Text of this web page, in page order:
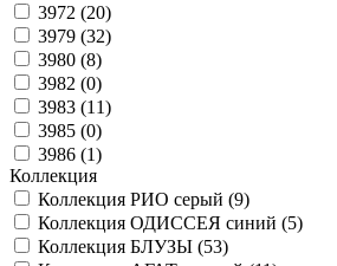
3972 (20)
3979 (32)
3980 (8)
3982 (0)
3983 (11)
3985 (0)
3986 (1)
Коллекция
Коллекция РИО серый (9)
Коллекция ОДИССЕЯ синий (5)
Коллекция БЛУЗЫ (53)